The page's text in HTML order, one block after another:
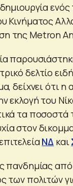
ενός
Κινήματος
της Metron
δελτίο
δείχνει ότι η
εκλογή του
τα ποσοστά
στον
ΝΔ και
πανδημίας
των πολιτών